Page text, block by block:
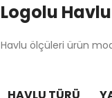
Logolu
Havlu ölçüleri ürün